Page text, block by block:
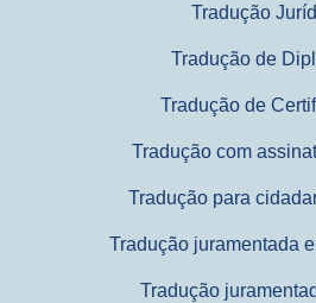
Tradução
Tradução de
Tradução de
Tradução com
Tradução para
Tradução juramentada
Tradução